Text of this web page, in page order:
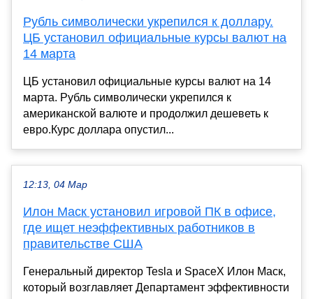
Рубль символически укрепился к доллару.
ЦБ установил официальные курсы валют на
14 марта
ЦБ установил официальные курсы валют на 14
марта. Рубль символически укрепился к
американской валюте и продолжил дешеветь к
евро.Курс доллара опустил...
12:13, 04 Мар
Илон Маск установил игровой ПК в офисе,
где ищет неэффективных работников в
правительстве США
Генеральный директор Tesla и SpaceX Илон Маск,
который возглавляет Департамент эффективности